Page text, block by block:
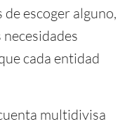
escoger alguno,
cada entidad
multidivisa